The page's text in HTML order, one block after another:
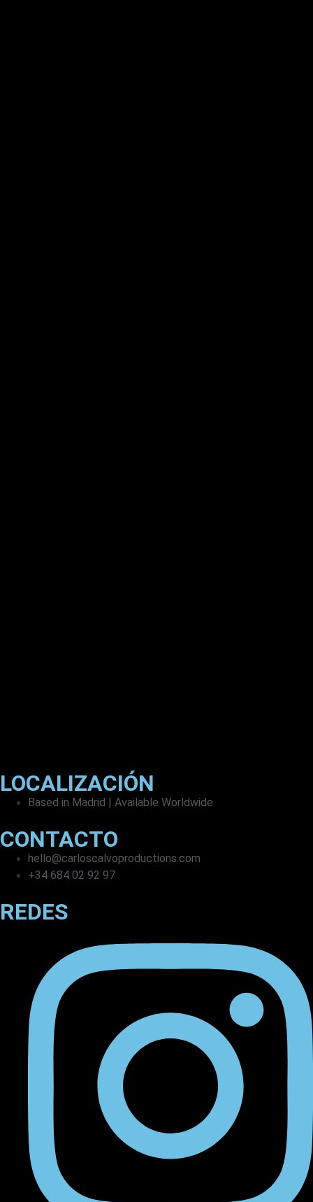
LOCALIZACIÓN
Based in Madrid | Available Worldwide
CONTACTO
hello@carloscalvoproductions.com
+34 684 02 92 97
REDES